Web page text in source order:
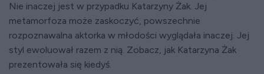
Nie inaczej jest w przypadku Katarzyny Żak. Jej
metamorfoza może zaskoczyć, powszechnie
rozpoznawalna aktorka w młodości wyglądała inaczej. Jej
styl ewoluował razem z nią. Zobacz, jak Katarzyna Żak
prezentowała się kiedyś.